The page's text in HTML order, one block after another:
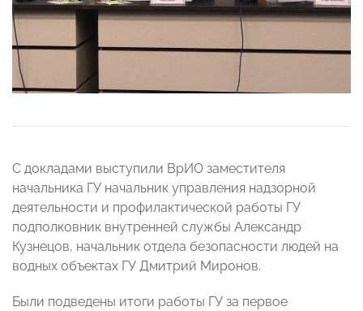
С докладами выступили ВрИО заместителя
начальника ГУ начальник управления надзорной
деятельности и профилактической работы ГУ
подполковник внутренней службы Александр
Кузнецов, начальник отдела безопасности людей на
водных объектах ГУ Дмитрий Миронов.
Были подведены итоги работы ГУ за первое